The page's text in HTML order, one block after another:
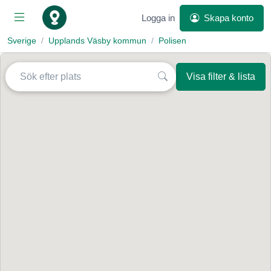
Logga in Skapa konto
Sverige Upplands Väsby kommun Polisen
Visa filter & lista